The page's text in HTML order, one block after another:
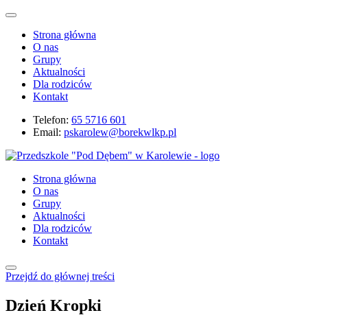
Strona główna
O nas
Grupy
Aktualności
Dla rodziców
Kontakt
Telefon: 65 5716 601
Email: pskarolew@borekwlkp.pl
Strona główna
O nas
Grupy
Aktualności
Dla rodziców
Kontakt
Przejdź do głównej treści
Dzień Kropki